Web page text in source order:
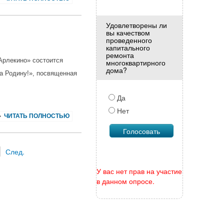
состоится
Родину!», посвященная
ЧИТАТЬ ПОЛНОСТЬЮ
След.
Удовлетворены ли
вы качеством
проведенного
капитального
ремонта
многоквартирного
дома?
Да
Нет
У вас нет прав на участие
в данном опросе.